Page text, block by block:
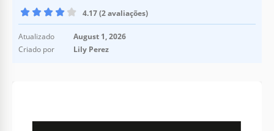
4.17 (2 avaliações)
Atualizado
August 1, 2026
Criado por
Lily Perez